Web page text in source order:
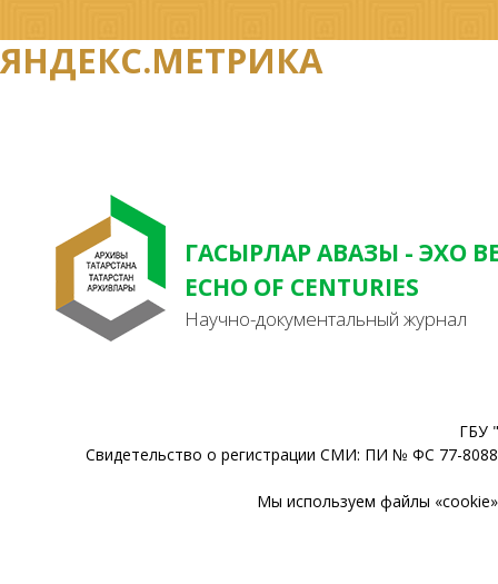
ЯНДЕКС.МЕТРИКА
ГАСЫРЛАР АВАЗЫ - ЭХО
ECHO OF CENTURIES
Научно-документальный журнал
ГБУ
Свидетельство о регистрации СМИ: ПИ № ФС 77-
Мы используем файлы «cookie»